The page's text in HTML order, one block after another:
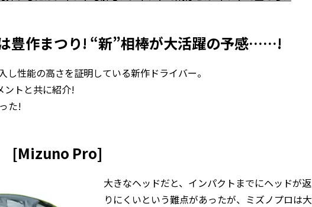
豊作まつり! “新”相棒が大活躍の予感……!
し性能の高さを証明している新作ドライバー。
ントと共に紹介!
た!
[Mizuno Pro]
大きなヘッドだと、インパクトまでにヘッドが返
りにくいという難点があったが、ミズノプロは大